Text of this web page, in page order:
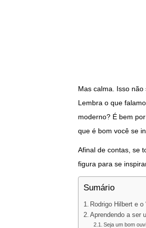
Mas calma. Isso
Lembra o que
moderno? É bem
que é bom você se
Afinal de contas, se
figura para se
Sumário
Rodrigo Hilbert e o
Aprendendo a ser
Seja um bom